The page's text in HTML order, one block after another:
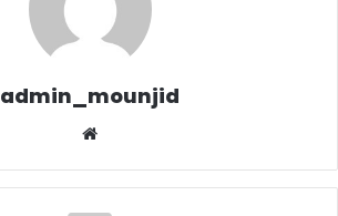
admin_mounjid